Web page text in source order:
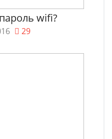
wifi?
29